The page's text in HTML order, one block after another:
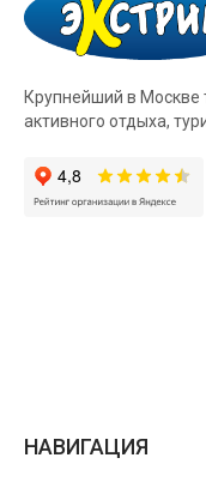
Крупнейший в Москве
активного отдыха,
НАВИГАЦИЯ